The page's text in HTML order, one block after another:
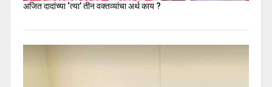
अजित दादांच्या ‘त्या’ तीन वक्तव्यांचा अर्थ काय ?